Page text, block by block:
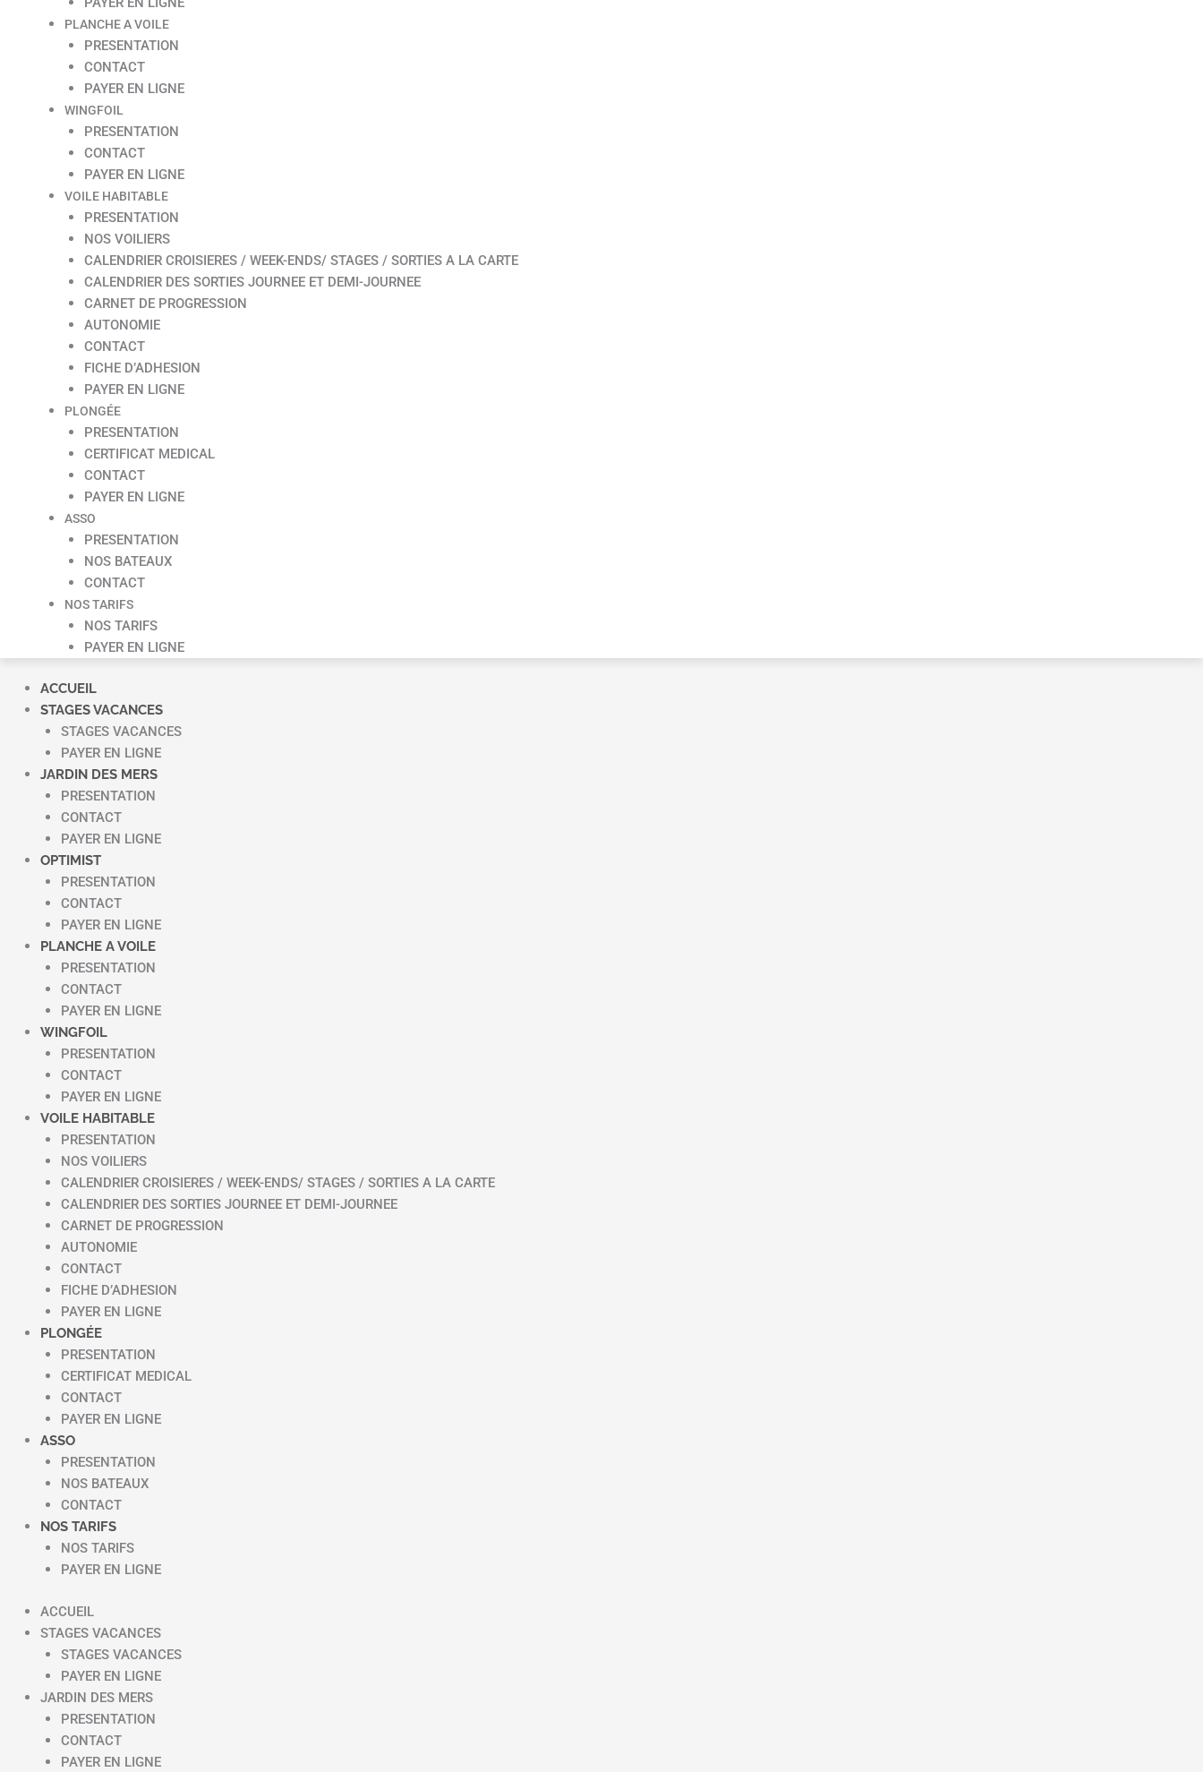
PLANCHE A VOILE
PRESENTATION
CONTACT
PAYER EN LIGNE
WINGFOIL
PRESENTATION
CONTACT
PAYER EN LIGNE
VOILE HABITABLE
PRESENTATION
NOS VOILIERS
CALENDRIER CROISIERES / WEEK-ENDS/ STAGES / SORTIES A LA CARTE
CALENDRIER DES SORTIES JOURNEE ET DEMI-JOURNEE
CARNET DE PROGRESSION
AUTONOMIE
CONTACT
FICHE D’ADHESION
PAYER EN LIGNE
PLONGÉE
PRESENTATION
CERTIFICAT MEDICAL
CONTACT
PAYER EN LIGNE
ASSO
PRESENTATION
NOS BATEAUX
CONTACT
NOS TARIFS
NOS TARIFS
PAYER EN LIGNE
ACCUEIL
STAGES VACANCES
STAGES VACANCES
PAYER EN LIGNE
JARDIN DES MERS
PRESENTATION
CONTACT
PAYER EN LIGNE
OPTIMIST
PRESENTATION
CONTACT
PAYER EN LIGNE
PLANCHE A VOILE
PRESENTATION
CONTACT
PAYER EN LIGNE
WINGFOIL
PRESENTATION
CONTACT
PAYER EN LIGNE
VOILE HABITABLE
PRESENTATION
NOS VOILIERS
CALENDRIER CROISIERES / WEEK-ENDS/ STAGES / SORTIES A LA CARTE
CALENDRIER DES SORTIES JOURNEE ET DEMI-JOURNEE
CARNET DE PROGRESSION
AUTONOMIE
CONTACT
FICHE D’ADHESION
PAYER EN LIGNE
PLONGÉE
PRESENTATION
CERTIFICAT MEDICAL
CONTACT
PAYER EN LIGNE
ASSO
PRESENTATION
NOS BATEAUX
CONTACT
NOS TARIFS
NOS TARIFS
PAYER EN LIGNE
ACCUEIL
STAGES VACANCES
STAGES VACANCES
PAYER EN LIGNE
JARDIN DES MERS
PRESENTATION
CONTACT
PAYER EN LIGNE